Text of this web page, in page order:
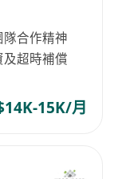
銷、大型活動
保障客戶服務
利，能以粵語
合作精神
超時補償
15K/月